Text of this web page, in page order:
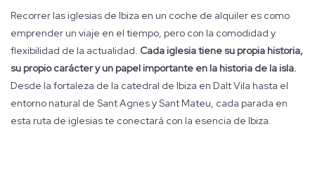
Recorrer las iglesias de Ibiza en un coche de alquiler es como
emprender un viaje en el tiempo, pero con la comodidad y
flexibilidad de la actualidad. Cada iglesia tiene su propia historia,
su propio carácter y un papel importante en la historia de la isla.
Desde la fortaleza de la catedral de Ibiza en Dalt Vila hasta el
entorno natural de Sant Agnes y Sant Mateu, cada parada en
esta ruta de iglesias te conectará con la esencia de Ibiza.